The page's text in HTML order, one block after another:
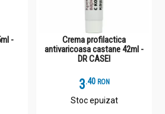
-
Crema profilactica
antivaricoasa castane 42ml -
DR CASEI
3.4 RON
Stoc epuizat